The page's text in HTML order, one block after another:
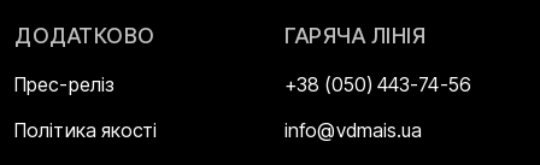
ДОДАТКОВО
Прес-реліз
Політика якості
ГАРЯЧА ЛІНІЯ
+38 (050) 443-74-56
info@vdmais.ua